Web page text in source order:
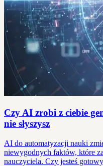
Czy AI zrobi z ciebie
nie słyszysz
AI do automatyzacji nauki
niewygodnych faktów, które
nauczyciela. Czy jesteś